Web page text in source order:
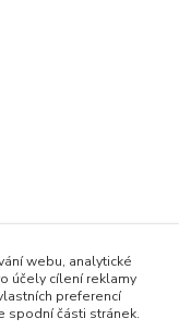
webu, analytické
účely cílení reklamy
preferencí
spodní části stránek.